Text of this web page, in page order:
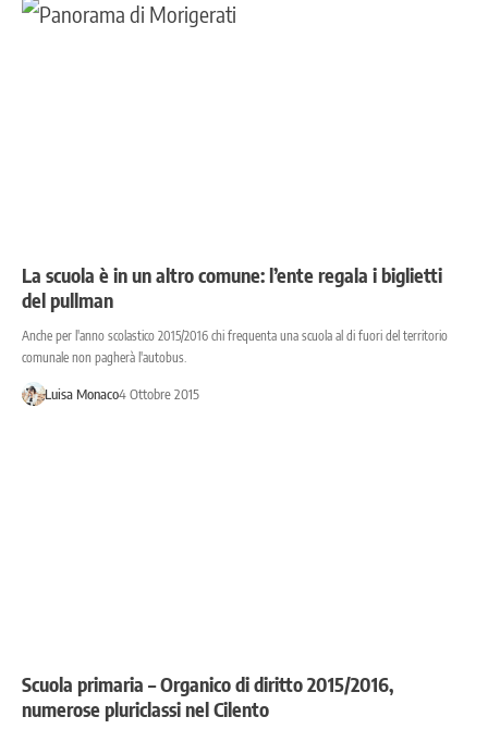
La scuola è in un altro comune: l’ente regala i biglietti
del pullman
Anche per l'anno scolastico 2015/2016 chi frequenta una scuola al di fuori del territorio
comunale non pagherà l'autobus.
Luisa Monaco4 Ottobre 2015
Scuola primaria – Organico di diritto 2015/2016,
numerose pluriclassi nel Cilento